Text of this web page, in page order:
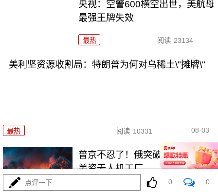
央视：空警600横空出世，美航母
最强王牌失效
最热 阅读 23134
美利坚资源收割局：特朗普为何对乌稀土\"摊牌\"
最热 阅读 10331 08-03
普京不忍了！俄突破禁忌，猛轰
美资无人机工厂
最热
点评一下 0 0